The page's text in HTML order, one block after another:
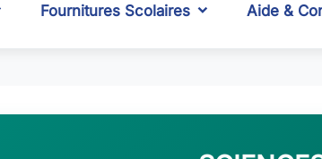
Fournitures Scolaires Aide &